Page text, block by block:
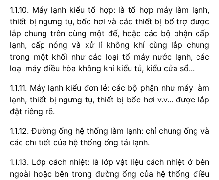
1.1.10. Máy lạnh kiểu tổ hợp: là tổ hợp máy làm lạnh,
thiết bị ngưng tụ, bốc hơi và các thiết bị bổ trợ được
lắp chung trên cùng một đế, hoặc các bộ phận cấp
lạnh, cấp nóng và xử lí không khí cùng lắp chung
trong một khối như các loại tổ máy nước lạnh, các
loại máy điều hòa không khí kiểu tủ, kiểu cửa sổ...
1.1.11. Máy lạnh kiểu đơn lẻ: các bộ phận như máy làm
lạnh, thiết bị ngưng tụ, thiết bị bốc hơi v.v... được lắp
đặt riêng rẽ.
1.1.12. Đường ống hệ thống làm lạnh: chỉ chung ống và
các chi tiết của hệ thống ống tải lạnh.
1.1.13. Lớp cách nhiệt: là lớp vật liệu cách nhiệt ở bên
ngoài hoặc bên trong đường ống của hệ thống điều